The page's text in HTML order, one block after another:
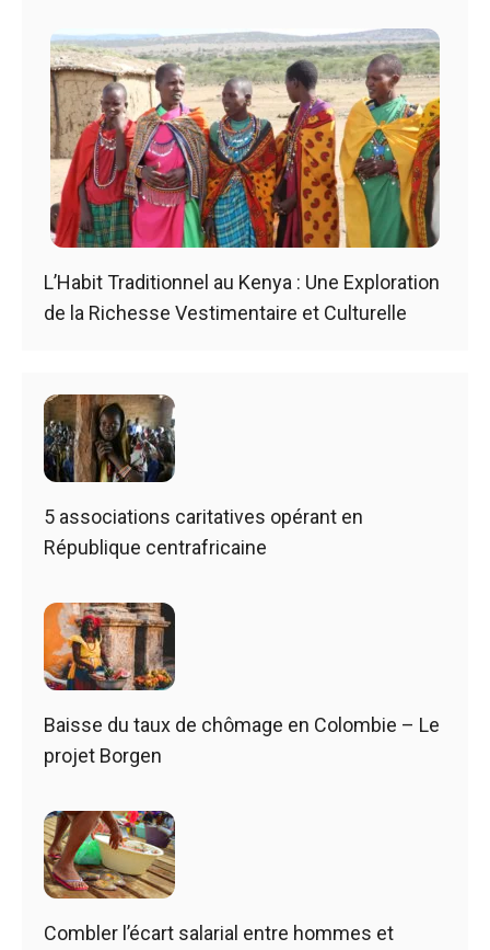
L’Habit Traditionnel au Kenya : Une Exploration
de la Richesse Vestimentaire et Culturelle
5 associations caritatives opérant en
République centrafricaine
Baisse du taux de chômage en Colombie – Le
projet Borgen
Combler l’écart salarial entre hommes et